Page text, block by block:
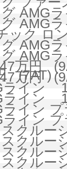
グ AMG
グ AMG
ック ロ
グ AMG
AMG
(7AT)
万円
万円
ライン
ライン
ライン
ライン
スクル
スクル
スクル
スクル